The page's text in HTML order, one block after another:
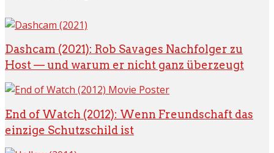
Dashcam (2021): Rob Savages Nachfolger zu
Host — und warum er nicht ganz überzeugt
End of Watch (2012): Wenn Freundschaft das
einzige Schutzschild ist